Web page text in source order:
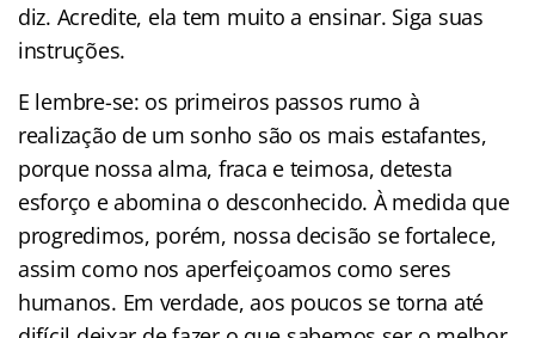
diz. Acredite, ela tem muito a ensinar. Siga suas
instruções.
E lembre-se: os primeiros passos rumo à
realização de um sonho são os mais estafantes,
porque nossa alma, fraca e teimosa, detesta
esforço e abomina o desconhecido. À medida que
progredimos, porém, nossa decisão se fortalece,
assim como nos aperfeiçoamos como seres
humanos. Em verdade, aos poucos se torna até